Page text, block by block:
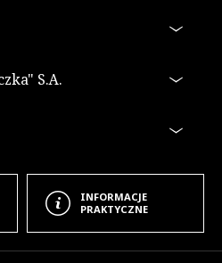
S.A.
INFORMACJE
PRAKTYCZNE